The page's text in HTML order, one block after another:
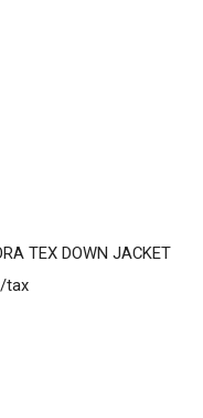
TEX DOWN JACKET
tax